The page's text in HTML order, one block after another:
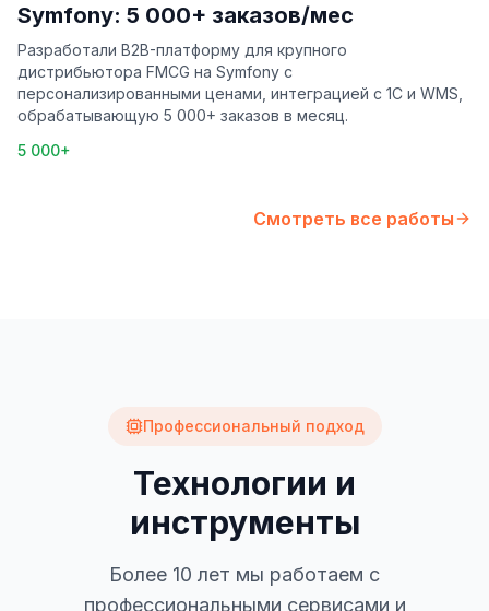
Symfony: 5 000+ заказов/мес
Разработали B2B-платформу для крупного
дистрибьютора FMCG на Symfony с
персонализированными ценами, интеграцией с 1С и WMS,
обрабатывающую 5 000+ заказов в месяц.
5 000+
Смотреть все работы
Профессиональный подход
Технологии и
инструменты
Более 10 лет мы работаем с
профессиональными сервисами и